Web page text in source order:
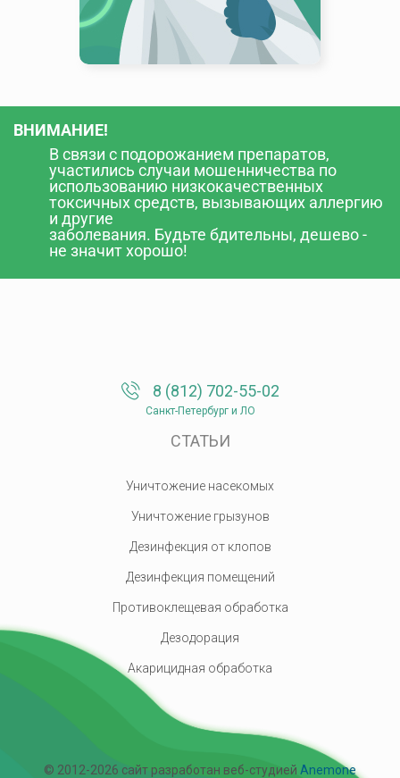
ВНИМАНИЕ!
В связи с подорожанием препаратов,
участились случаи мошенничества по
использованию низкокачественных
токсичных средств, вызывающих аллергию
и другие
заболевания. Будьте бдительны, дешево -
не значит хорошо!
СТАТЬИ
8 (812) 702-55-02
Санкт-Петербург и ЛО
Уничтожение насекомых
Уничтожение грызунов
Дезинфекция от клопов
Дезинфекция помещений
Противоклещевая обработка
Дезодорация
Акарицидная обработка
© 2012-2026 сайт разработан веб-студией Anemone